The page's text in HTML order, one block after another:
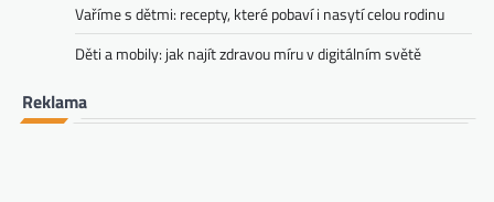
Vaříme s dětmi: recepty, které pobaví i nasytí celou rodinu
Děti a mobily: jak najít zdravou míru v digitálním světě
Reklama